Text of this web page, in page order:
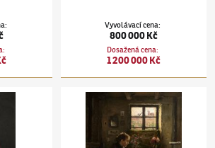
:
:
Vyvolávací cena:
800 000 Kč
Dosažená cena:
1 200 000 Kč
šlechtic v červeném šatě
Václav Brožík(1851–1901)Milovnice květin